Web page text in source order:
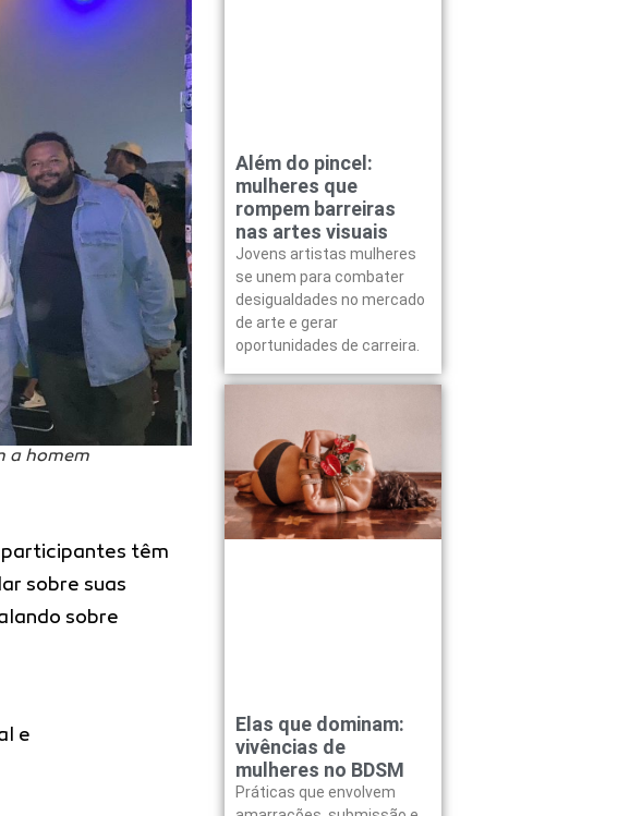
a homem
participantes têm
sobre suas
sobre
e
Além do pincel:
mulheres que
rompem barreiras
nas artes visuais
Jovens artistas mulheres
se unem para combater
desigualdades no mercado
de arte e gerar
oportunidades de carreira.
Elas que dominam:
vivências de
mulheres no BDSM
Práticas que envolvem